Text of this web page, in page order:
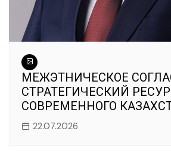
МЕЖЭТНИЧЕСКОЕ
СТРАТЕГИЧЕСКИЙ
СОВРЕМЕННОГО
22.07.2026